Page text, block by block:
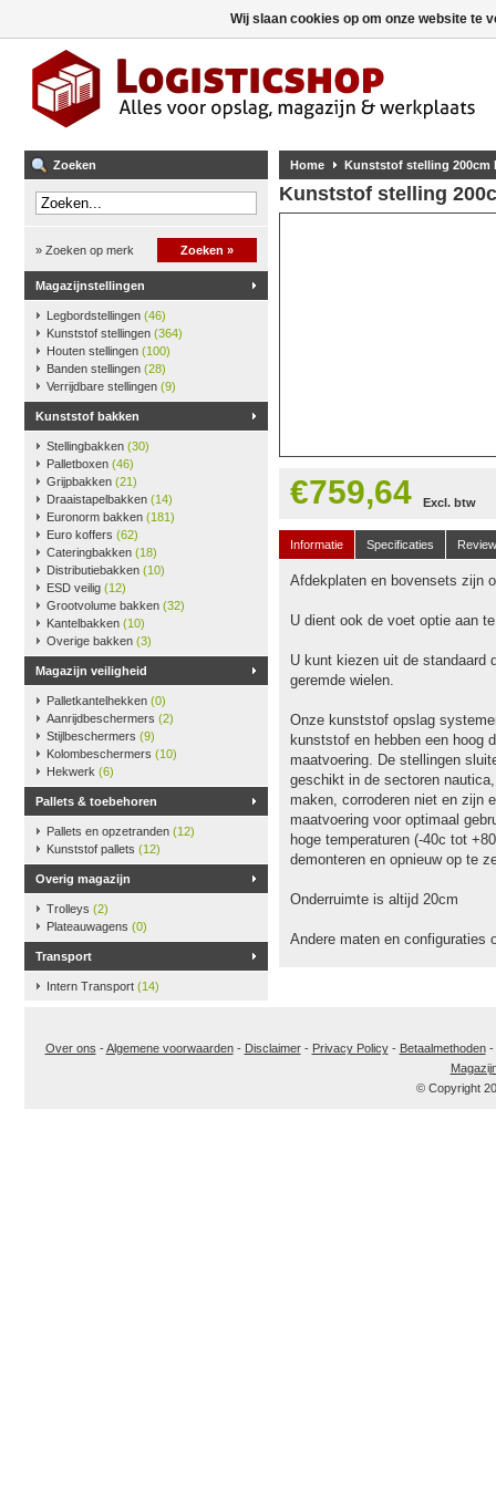
Zoeken
» Zoeken op merk Zoeken »
Magazijnstellingen
Legbordstellingen (46)
Kunststof stellingen (364)
Houten stellingen (100)
Banden stellingen (28)
Verrijdbare stellingen (9)
Kunststof bakken
Stellingbakken (30)
Palletboxen (46)
Grijpbakken (21)
Draaistapelbakken (14)
Euronorm bakken (181)
Euro koffers (62)
Cateringbakken (18)
Distributiebakken (10)
ESD veilig (12)
Grootvolume bakken (32)
Kantelbakken (10)
Overige bakken (3)
Magazijn veiligheid
Palletkantelhekken (0)
Aanrijdbeschermers (2)
Stijlbeschermers (9)
Kolombeschermers (10)
Hekwerk (6)
Pallets & toebehoren
Pallets en opzetranden (12)
Kunststof pallets (12)
Overig magazijn
Trolleys (2)
Plateauwagens (0)
Transport
Intern Transport (14)
Home Kunststof stelling 200cm
Kunststof stelling
€759,64 Excl. btw
Informatie Specificaties
Afdekplaten en bovensets zijn
U dient ook de voet optie aan
U kunt kiezen uit de standaard
geremde wielen.
Onze kunststof opslag
kunststof en hebben een hoog
maatvoering. De stellingen
geschikt in de sectoren
maken, corroderen niet en zijn
maatvoering voor optimaal
hoge temperaturen (-40c tot
demonteren en opnieuw op te
Onderruimte is altijd 20cm
Andere maten en configuraties
Over ons -Algemene voorwaarden- Disclaimer- Privacy Policy- Betaalmethoden-
© Copyright
Wij slaan cookies op om onze website te